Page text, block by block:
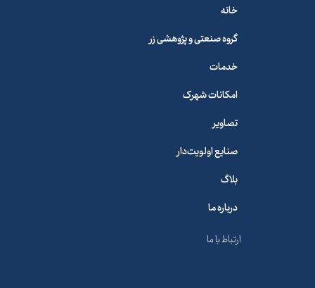
خانه
گروه صنعتی و پژوهشی زر
خدمات
امکانات شهرک
تصاویر
صنایع اولویت‌دار
بلاگ
درباره ما
ارتباط با ما